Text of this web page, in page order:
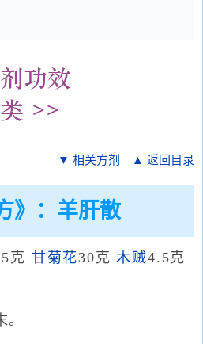
▼ 相关方剂 ▲ 返回目录
》：羊肝散
克 甘菊花30克木贼4.5克
。